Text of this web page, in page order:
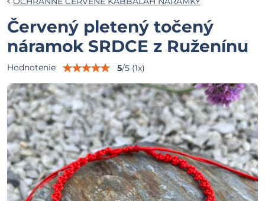
Červený pletený točený
náramok SRDCE z Ruženínu
Hodnotenie 5/5 (1x)